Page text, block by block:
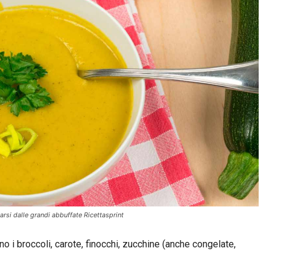
dalle grandi abbuffate Ricettasprint
i broccoli, carote, finocchi, zucchine (anche congelate,